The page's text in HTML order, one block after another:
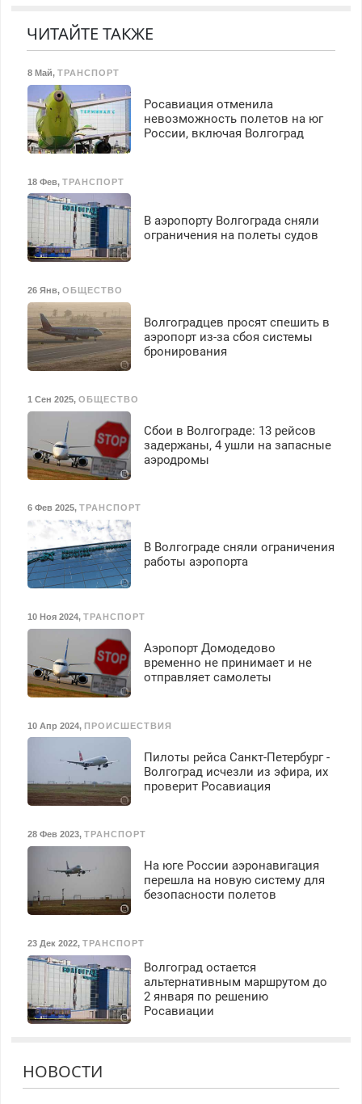
Ежемесячно
выплачивается денежная
премия. Возможно
безопасности с з/п до
125000 руб.
ЧИТАЙТЕ ТАКЖЕ
8 Май, ТРАНСПОРТ
Росавиация отменила
невозможность полетов на юг
России, включая Волгоград
18 Фев, ТРАНСПОРТ
В аэропорту Волгограда сняли
ограничения на полеты судов
26 Янв, ОБЩЕСТВО
Волгоградцев просят спешить в
аэропорт из-за сбоя системы
бронирования
1 Сен 2025, ОБЩЕСТВО
Сбои в Волгограде: 13 рейсов
задержаны, 4 ушли на запасные
аэродромы
6 Фев 2025, ТРАНСПОРТ
В Волгограде сняли ограничения
работы аэропорта
10 Ноя 2024, ТРАНСПОРТ
Аэропорт Домодедово
временно не принимает и не
отправляет самолеты
10 Апр 2024, ПРОИСШЕСТВИЯ
Пилоты рейса Санкт-Петербург -
Волгоград исчезли из эфира, их
проверит Росавиация
28 Фев 2023, ТРАНСПОРТ
На юге России аэронавигация
перешла на новую систему для
безопасности полетов
23 Дек 2022, ТРАНСПОРТ
Волгоград остается
альтернативным маршрутом до
2 января по решению
Росавиации
НОВОСТИ